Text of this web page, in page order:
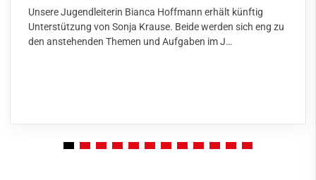
Unsere Jugendleiterin Bianca Hoffmann erhält künftig
Unterstützung von Sonja Krause. Beide werden sich eng zu
den anstehenden Themen und Aufgaben im J…